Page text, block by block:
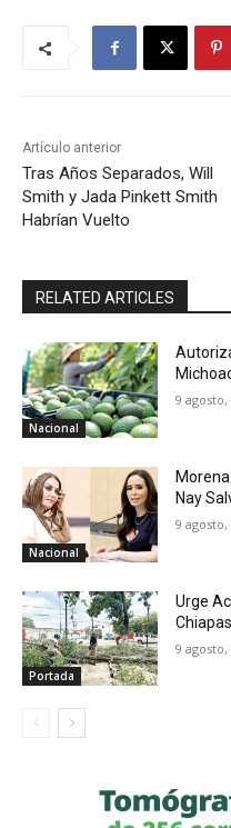
Artículo anterior
Tras Años Separados, Will
Smith y Jada Pinkett Smith
Habrían Vuelto
RELATED ARTICLES
Nacional
9 agosto,
Nacional
Nay
9 agosto,
Portada
Urge
9 agosto,